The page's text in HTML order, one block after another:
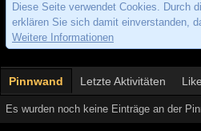
Diese Seite verwendet Cookies. Durch
erklären Sie sich damit einverstanden,
Weitere Informationen
Pinnwand Letzte Aktivitäten
Es wurden noch keine Einträge an der